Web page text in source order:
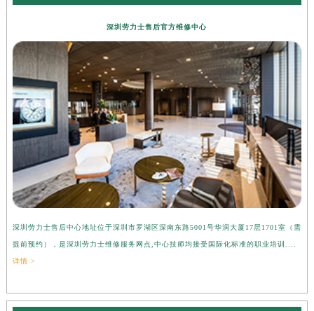
深圳劳力士售后官方维修中心
深圳劳力士售后中心地址位于深圳市罗湖区深南东路5001号华润大厦17层1701室（需
提前预约），是深圳劳力士维修服务网点,中心技师均接受国际化标准的职业培训....
详情 >